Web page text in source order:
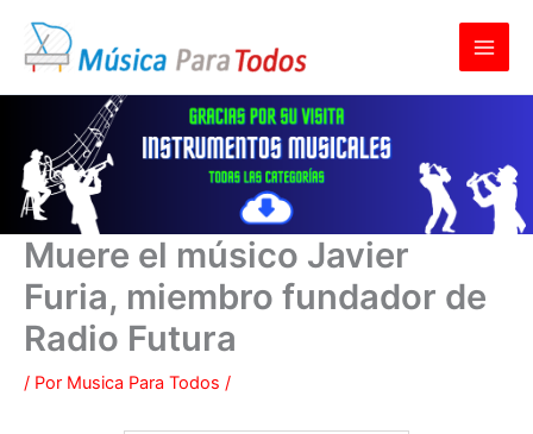
contenido
Muere el músico Javier
Furia, miembro fundador de
Radio Futura
/ Por Musica Para Todos /